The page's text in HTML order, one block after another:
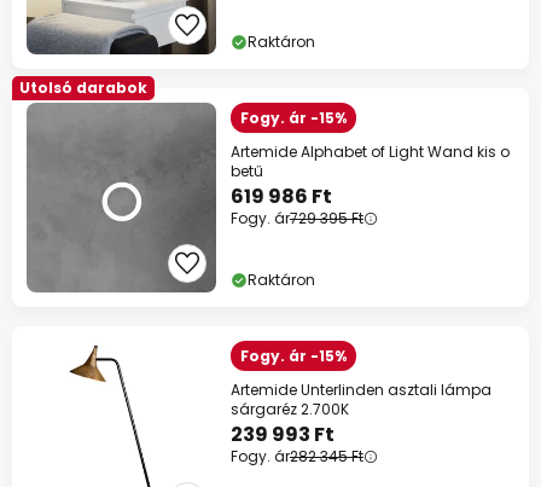
Raktáron
Utolsó darabok
Fogy. ár -15%
Artemide Alphabet of Light Wand kis o
betű
619 986 Ft
Fogy. ár729 395 Ft
Raktáron
Fogy. ár -15%
Artemide Unterlinden asztali lámpa
sárgaréz 2.700K
239 993 Ft
Fogy. ár282 345 Ft